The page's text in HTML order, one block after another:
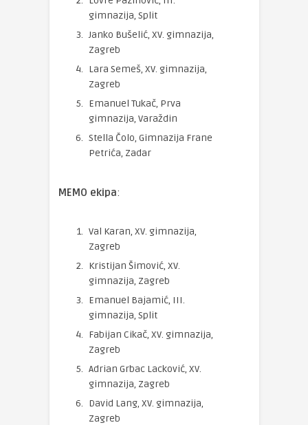
gimnazija, Split
Janko Bušelić, XV. gimnazija,
Zagreb
Lara Semeš, XV. gimnazija,
Zagreb
Emanuel Tukač, Prva
gimnazija, Varaždin
Stella Čolo, Gimnazija Frane
Petrića, Zadar
MEMO ekipa:
Val Karan, XV. gimnazija,
Zagreb
Kristijan Šimović, XV.
gimnazija, Zagreb
Emanuel Bajamić, III.
gimnazija, Split
Fabijan Cikač, XV. gimnazija,
Zagreb
Adrian Grbac Lacković, XV.
gimnazija, Zagreb
David Lang, XV. gimnazija,
Zagreb